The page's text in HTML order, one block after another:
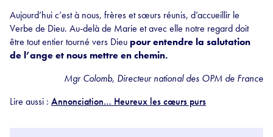
Aujourd’hui c’est à nous, frères et sœurs réunis, d’accueillir le
Verbe de Dieu. Au-delà de Marie et avec elle notre regard doit
être tout entier tourné vers Dieupour entendre la salutation
de l’ange et nous mettre en chemin.
Mgr Colomb, Directeur national des OPM de France
Lire aussi : Annonciation… Heureux les cœurs purs